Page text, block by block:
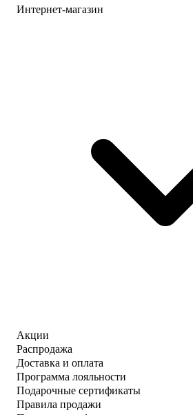
Интернет-магазин
Акции
Распродажа
Доставка и оплата
Программа лояльности
Подарочные сертификаты
Правила продажи